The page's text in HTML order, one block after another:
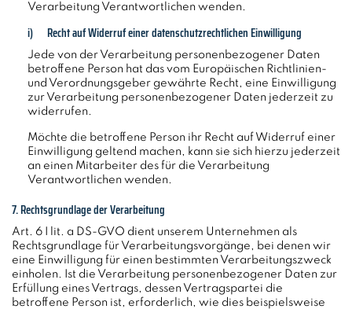
Verarbeitung Verantwortlichen wenden.
i) Recht auf Widerruf einer datenschutzrechtlichen Einwilligung
Jede von der Verarbeitung personenbezogener Daten
betroffene Person hat das vom Europäischen Richtlinien-
und Verordnungsgeber gewährte Recht, eine Einwilligung
zur Verarbeitung personenbezogener Daten jederzeit zu
widerrufen.
Möchte die betroffene Person ihr Recht auf Widerruf einer
Einwilligung geltend machen, kann sie sich hierzu jederzeit
an einen Mitarbeiter des für die Verarbeitung
Verantwortlichen wenden.
7. Rechtsgrundlage der Verarbeitung
Art. 6 I lit. a DS-GVO dient unserem Unternehmen als
Rechtsgrundlage für Verarbeitungsvorgänge, bei denen wir
eine Einwilligung für einen bestimmten Verarbeitungszweck
einholen. Ist die Verarbeitung personenbezogener Daten zur
Erfüllung eines Vertrags, dessen Vertragspartei die
betroffene Person ist, erforderlich, wie dies beispielsweise